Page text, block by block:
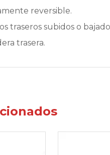
reversible.
traseros subidos o
trasera.